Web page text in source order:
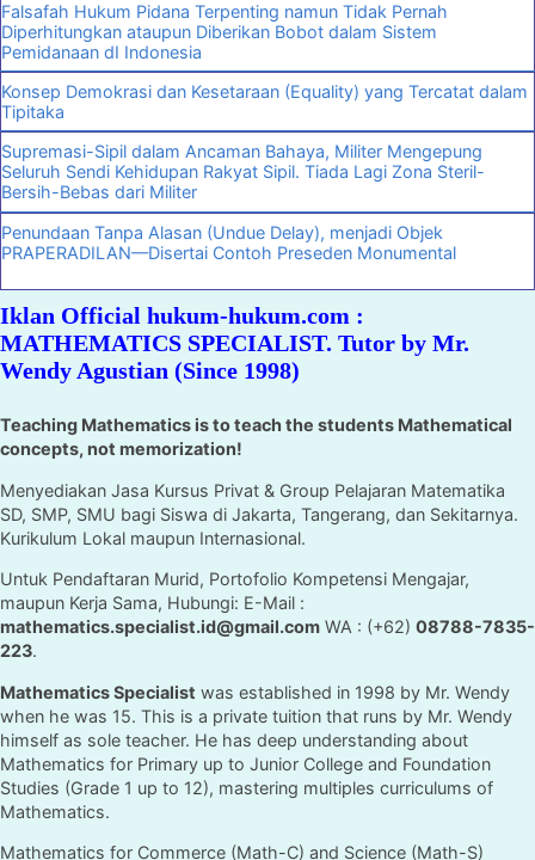
Falsafah Hukum Pidana Terpenting namun Tidak Pernah
Diperhitungkan ataupun Diberikan Bobot dalam Sistem
Pemidanaan dI Indonesia
Konsep Demokrasi dan Kesetaraan (Equality) yang Tercatat dalam
Tipitaka
Supremasi-Sipil dalam Ancaman Bahaya, Militer Mengepung
Seluruh Sendi Kehidupan Rakyat Sipil. Tiada Lagi Zona Steril-
Bersih-Bebas dari Militer
Penundaan Tanpa Alasan (Undue Delay), menjadi Objek
PRAPERADILAN—Disertai Contoh Preseden Monumental
Iklan Official hukum-hukum.com :
MATHEMATICS SPECIALIST. Tutor by Mr.
Wendy Agustian (Since 1998)
Teaching Mathematics is to teach the students Mathematical
concepts, not memorization!
Menyediakan Jasa Kursus Privat & Group Pelajaran Matematika
SD, SMP, SMU bagi Siswa di Jakarta, Tangerang, dan Sekitarnya.
Kurikulum Lokal maupun Internasional.
Untuk Pendaftaran Murid, Portofolio Kompetensi Mengajar,
maupun Kerja Sama, Hubungi: E-Mail :
mathematics.specialist.id@gmail.com WA : (+62) 08788-7835-
223.
Mathematics Specialist was established in 1998 by Mr. Wendy
when he was 15. This is a private tuition that runs by Mr. Wendy
himself as sole teacher. He has deep understanding about
Mathematics for Primary up to Junior College and Foundation
Studies (Grade 1 up to 12), mastering multiples curriculums of
Mathematics.
Mathematics for Commerce (Math-C) and Science (Math-S)